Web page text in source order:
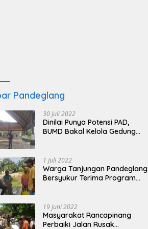
Pandeglang
30 Juli 2022
Dinilai Punya Potensi PAD,
BUMD Bakal Kelola Gedung
1 Juli 2022
Warga Tanjungan Pandeglang
Bersyukur Terima Program
19 Juni 2022
Masyarakat Rancapinang
Perbaiki Jalan Rusak